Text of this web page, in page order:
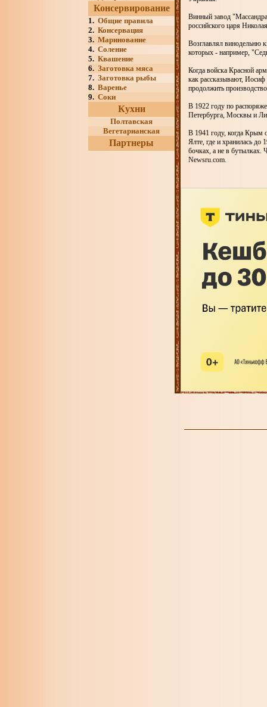
Консервирование
1. Общие правила
2. Консервация
3. Маринование
4. Соление
5. Квашение
6. Заготовка мяса
7. Заготовка рыбы
8. Варенье
9. Соки
Кухни
Полтавская
Вегетарианская
Партнеры
Винный завод
российского царя
Возглавлял винодельню
которых - например,
Когда войска Красной
как рассказывают, Иосиф
продолжить
В 1922 году по
Петербурга, Москвы и
В 1941 году, когда Крым
Ялте, где и хранилась до
бочках, а не в бутылках.
Newsru.com.